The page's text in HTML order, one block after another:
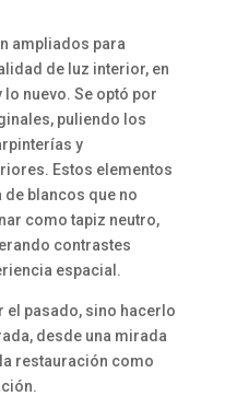
ampliados para
de luz interior, en
nuevo. Se optó por
puliendo los
y
Estos elementos
de blancos que no
como tapiz neutro,
contrastes
espacial.
el pasado, sino hacerlo
desde una mirada
restauración como